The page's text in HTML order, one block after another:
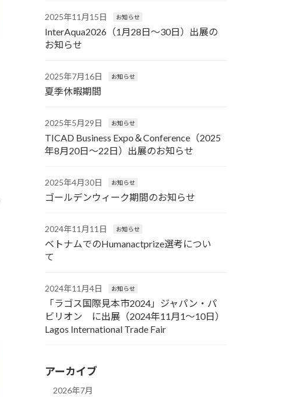
2025年11月15日 お知らせ
InterAqua2026（1月28日～30日）出展の
お知らせ
2025年7月16日 お知らせ
夏季休暇期間
2025年5月29日 お知らせ
TICAD Business Expo＆Conference（2025
年8月20日～22日）出展のお知らせ
2025年4月30日 お知らせ
ゴールデンウィーク期間のお知らせ
2024年11月11日 お知らせ
ベトナムでのHumanactprize選考につい
て
2024年11月4日 お知らせ
「ラゴス国際見本市2024」ジャパン・パ
ビリオン に出展（2024年11月1～10日）
Lagos International Trade Fair
アーカイブ
2026年7月